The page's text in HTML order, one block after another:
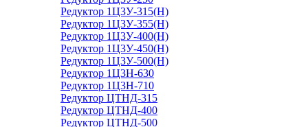
Редуктор 1Ц3У-315(Н)
Редуктор 1Ц3У-355(Н)
Редуктор 1Ц3У-400(Н)
Редуктор 1Ц3У-450(Н)
Редуктор 1Ц3У-500(Н)
Редуктор 1Ц3Н-630
Редуктор 1Ц3Н-710
Редуктор ЦТНД-315
Редуктор ЦТНД-400
Редуктор ЦТНД-500